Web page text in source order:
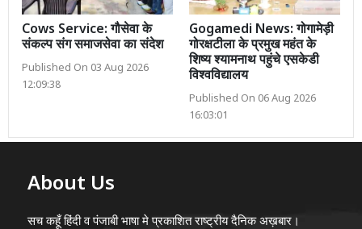
Cows Service: गौसेवा के
संकल्प संग समाजसेवा का संदेश
Published On 03 Aug 2026
12:09:38
Gogamedi News: गोगामेड़ी
गोरक्षटीला के प्रमुख महंत के
शिष्य श्यामनाथ पहुंचे एसकेडी
विश्वविद्यालय
Published On 06 Aug 2026
16:03:01
About Us
सच कहूँ हिंदी व पंजाबी भाषा मे प्रकाशित राष्ट्रीय दैनिक अख़बार।